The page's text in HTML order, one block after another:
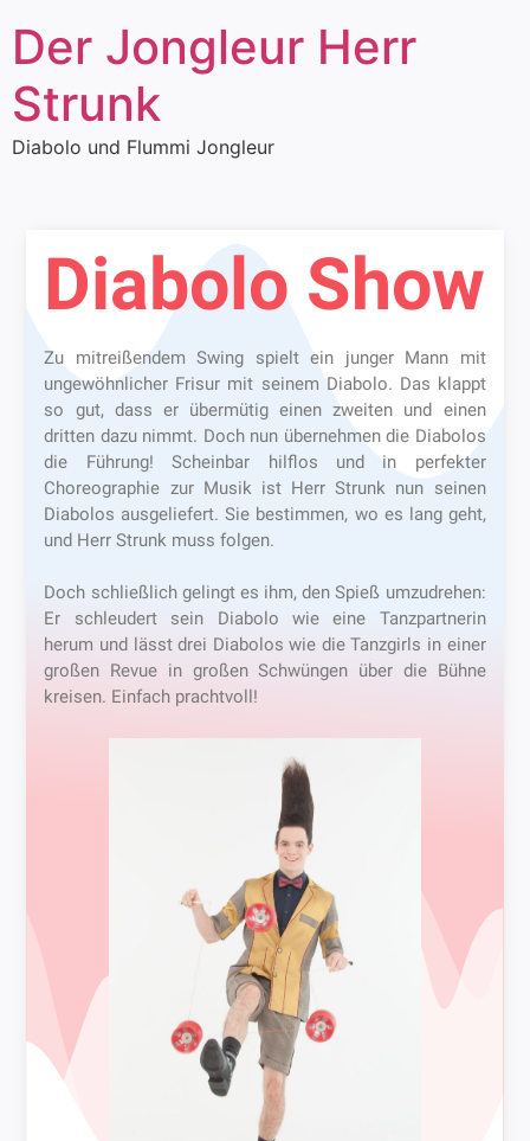
Der Jongleur Herr
Strunk
Diabolo und Flummi Jongleur
Diabolo Show
Zu mitreißendem Swing spielt ein junger Mann mit
ungewöhnlicher Frisur mit seinem Diabolo. Das klappt
so gut, dass er übermütig einen zweiten und einen
dritten dazu nimmt. Doch nun übernehmen die Diabolos
die Führung! Scheinbar hilflos und in perfekter
Choreographie zur Musik ist Herr Strunk nun seinen
Diabolos ausgeliefert. Sie bestimmen, wo es lang geht,
und Herr Strunk muss folgen.
Doch schließlich gelingt es ihm, den Spieß umzudrehen:
Er schleudert sein Diabolo wie eine Tanzpartnerin
herum und lässt drei Diabolos wie die Tanzgirls in einer
großen Revue in großen Schwüngen über die Bühne
kreisen. Einfach prachtvoll!